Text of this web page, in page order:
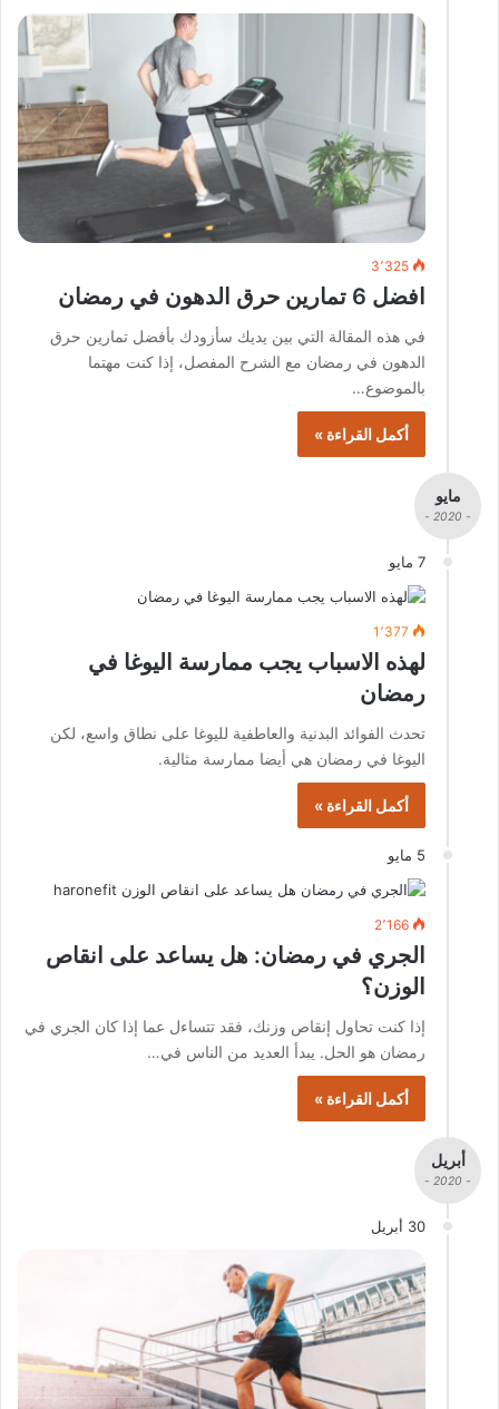
3٬325
افضل 6 تمارين حرق الدهون في رمضان
في هذه المقالة التي بين يديك سأزودك بأفضل تمارين حرق
الدهون في رمضان مع الشرح المفصل، إذا كنت مهتما
بالموضوع…
أكمل القراءة »
مايو
- 2020 -
7 مايو
1٬377
لهذه الاسباب يجب ممارسة اليوغا في
رمضان
تحدث الفوائد البدنية والعاطفية لليوغا على نطاق واسع، لكن
اليوغا في رمضان هي أيضا ممارسة مثالية.
أكمل القراءة »
5 مايو
2٬166
الجري في رمضان: هل يساعد على انقاص
الوزن؟
إذا كنت تحاول إنقاص وزنك، فقد تتساءل عما إذا كان الجري في
رمضان هو الحل. يبدأ العديد من الناس في…
أكمل القراءة »
أبريل
- 2020 -
30 أبريل